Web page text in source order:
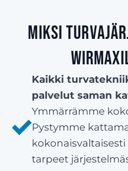
Miksi
Kaikki
palvelut saman
Ymmärrämme
Pystymme
tarpeet